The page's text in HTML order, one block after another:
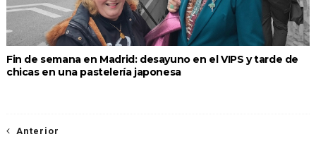
Fin de semana en Madrid: desayuno en el VIPS y tarde de
chicas en una pastelería japonesa
Anterior